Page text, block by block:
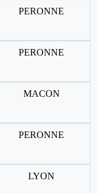
PERONNE
PERONNE
MACON
PERONNE
LYON